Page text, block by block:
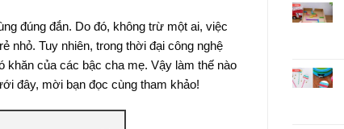
đúng đắn. Do đó, không trừ một ai, việc
nhỏ. Tuy nhiên, trong thời đại công nghệ
khăn của các bậc cha mẹ. Vậy làm thế nào
đây, mời bạn đọc cùng tham khảo!